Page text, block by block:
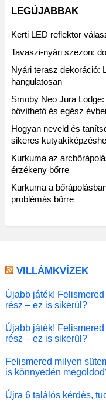
LEGÚJABBAK
Kerti LED reflektor
Tavaszi-nyári szezon:
Nyári terasz dekoráció:
hangulatosan
Smoby Neo Jura
bővíthető és egész
Hogyan neveld és
sikeres
Kurkuma az
érzékeny bőrre
Kurkuma a
problémás bőrre
VILLÁMKVÍZEK
Újabb játék!
rész – ez is sikerül?
Újabb játék!
rész – ez is sikerül?
Felismered milyen
is könnyedén
Újra 6 találós kérdés,